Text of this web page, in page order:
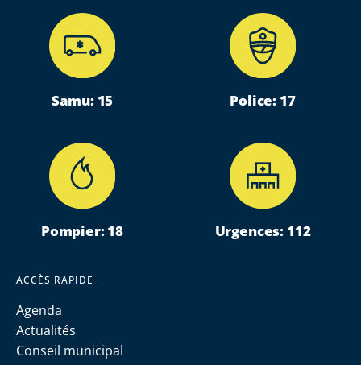
Samu: 15 Police: 17
Pompier: 18 Urgences: 112
ACCÈS RAPIDE
Agenda
Actualités
Conseil municipal